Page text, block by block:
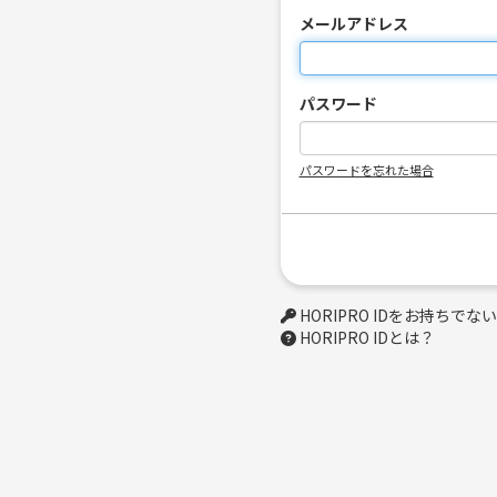
メールアドレス
パスワード
パスワードを忘れた場合
HORIPRO IDをお持ちでな
HORIPRO IDとは？